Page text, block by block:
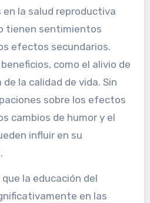
la salud reproductiva
tienen sentimientos
efectos secundarios.
como el alivio de
la calidad de vida. Sin
sobre los efectos
cambios de humor y el
influir en su
la educación del
en las